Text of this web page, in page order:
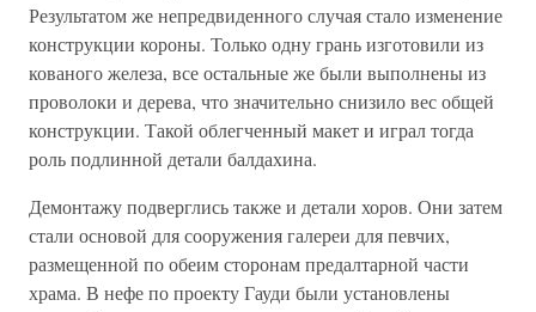
Результатом же непредвиденного случая стало изменение
конструкции короны. Только одну грань изготовили из
кованого железа, все остальные же были выполнены из
проволоки и дерева, что значительно снизило вес общей
конструкции. Такой облегченный макет и играл тогда
роль подлинной детали балдахина.
Демонтажу подверглись также и детали хоров. Они затем
стали основой для сооружения галереи для певчих,
размещенной по обеим сторонам предалтарной части
храма. В нефе по проекту Гауди были установлены